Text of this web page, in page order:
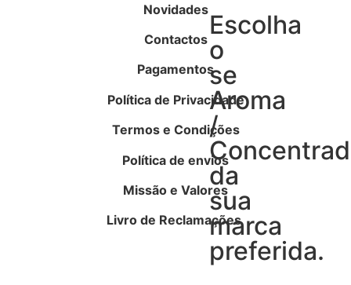
Escolha
o
se
Aroma
/
da
sua
marca
preferida.
Novidades
Contactos
Pagamentos
Política de Privacidade
Termos e Condições
Política de envios
Missão e Valores
Livro de Reclamações